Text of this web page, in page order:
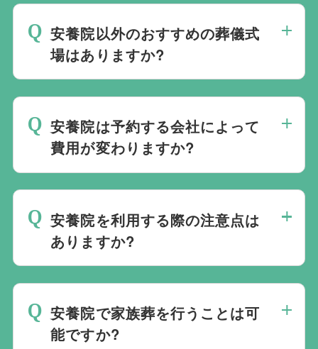
送・ご安置・ご葬儀・葬儀後の各種手続き
まで、すべて一貫してお手伝いいたしま
す。
います。また、1都3県1220式場と提携し
ておりますので、葬儀を検討している地域
周辺の式場を無料でご案内することも可能
です。自社会館を持たないことで無理に自
社会館を勧めることなく柔軟にご提案がで
きます。
安養院以外のおすすめの葬儀式
場はありますか?
すすめの式場をご紹介させていただきま
す。また、式場でご葬儀気を行うのが一般
的ですが、どこで葬儀を行うかは多様化し
ており必ずしも式場を借りて行う必要はな
く、近年では自宅でご葬儀を行う自宅葬を
選ばれる方もいます。私たちは自宅でのご
ご希望がありましたら遠慮なくお申し付け
ください。
安養院は予約する会社によって
費用が変わりますか?
ら予約をしても式場利用料は同じです。
安養院を利用する際の注意点は
ありますか?
れる人数によって選んだ式場が適している
か注意しておくと良いです。当社の相談員
安養院で家族葬を行うことは可
能ですか?